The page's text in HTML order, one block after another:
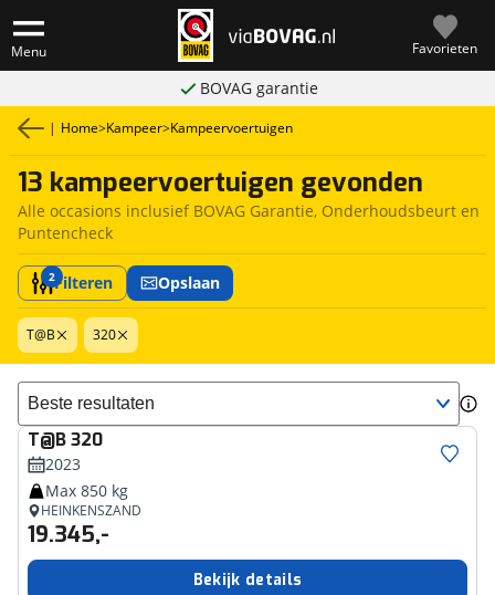
Menu Favorieten
BOVAG garantie
| Home>Kampeer>Kampeervoertuigen
13 kampeervoertuigen gevonden
Alle occasions inclusief BOVAG Garantie, Onderhoudsbeurt en
Puntencheck
2Filteren Opslaan
T@B 320
Sorteer resultaten
T@B320
2023
Max 850 kg
HEINKENSZAND
19.345,-
Bekijk details